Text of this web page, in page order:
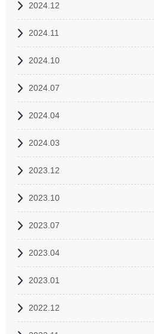
2024.12
2024.11
2024.10
2024.07
2024.04
2024.03
2023.12
2023.10
2023.07
2023.04
2023.01
2022.12